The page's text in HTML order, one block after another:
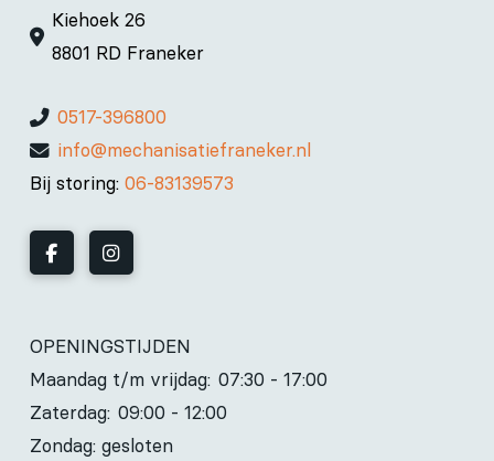
Kiehoek 26
8801 RD Franeker
0517-396800
info@mechanisatiefraneker.nl
Bij storing: 06-83139573
OPENINGSTIJDEN
Maandag t/m vrijdag: 07:30 - 17:00
Zaterdag: 09:00 - 12:00
Zondag: gesloten